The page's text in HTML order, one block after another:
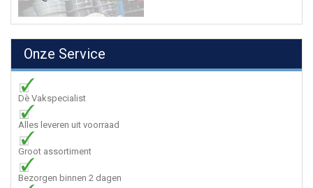
Onze Service
Dè Vakspecialist
Alles leveren uit voorraad
Groot assortiment
Bezorgen binnen 2 dagen